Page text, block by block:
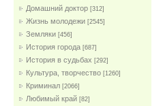
Домашний доктор [312]
Жизнь молодежи [2545]
Земляки [456]
История города [687]
История в судьбах [292]
Культура, творчество [1260]
Криминал [2066]
Любимый край [82]